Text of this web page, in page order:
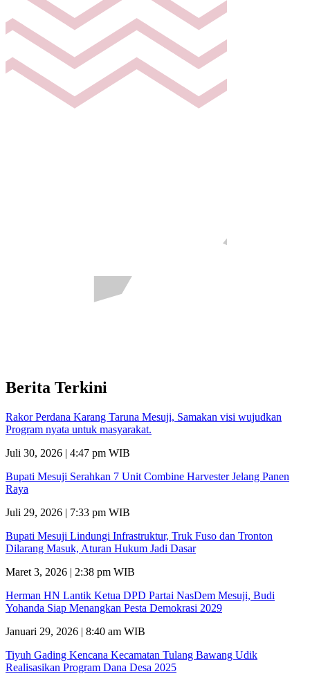
Berita Terkini
Rakor Perdana Karang Taruna Mesuji, Samakan visi wujudkan
Program nyata untuk masyarakat.
Juli 30, 2026 | 4:47 pm WIB
Bupati Mesuji Serahkan 7 Unit Combine Harvester Jelang Panen
Raya
Juli 29, 2026 | 7:33 pm WIB
Bupati Mesuji Lindungi Infrastruktur, Truk Fuso dan Tronton
Dilarang Masuk, Aturan Hukum Jadi Dasar
Maret 3, 2026 | 2:38 pm WIB
Herman HN Lantik Ketua DPD Partai NasDem Mesuji, Budi
Yohanda Siap Menangkan Pesta Demokrasi 2029
Januari 29, 2026 | 8:40 am WIB
Tiyuh Gading Kencana Kecamatan Tulang Bawang Udik
Realisasikan Program Dana Desa 2025